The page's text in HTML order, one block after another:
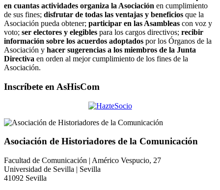
en cuantas actividades organiza la Asociación en cumplimiento
de sus fines; disfrutar de todas las ventajas y beneficios que la
Asociación pueda obtener; participar en las Asambleas con voz y
voto; ser electores y elegibles para los cargos directivos; recibir
información sobre los acuerdos adoptados por los Órganos de la
Asociación y hacer sugerencias a los miembros de la Junta
Directiva en orden al mejor cumplimiento de los fines de la
Asociación.
Inscríbete en AsHisCom
Asociación de Historiadores de la Comunicación
Facultad de Comunicación | Américo Vespucio, 27
Universidad de Sevilla | Sevilla
41092 Sevilla